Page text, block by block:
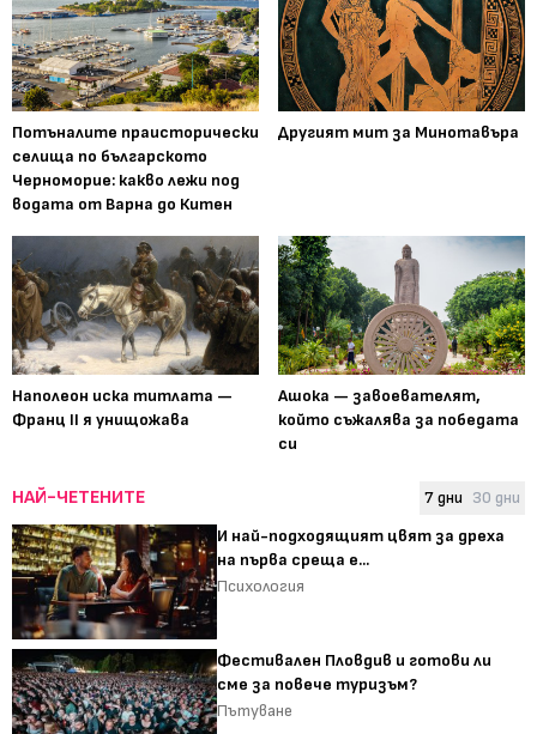
Потъналите праисторически
селища по българското
Черноморие: какво лежи под
водата от Варна до Китен
Другият мит за Минотавъра
Наполеон иска титлата —
Франц II я унищожава
Ашока — завоевателят,
който съжалява за победата
си
НАЙ-ЧЕТЕНИТЕ 7 дни 30 дни
И най-подходящият цвят за дреха
на първа среща е...
Психология
Фестивален Пловдив и готови ли
сме за повече туризъм?
Пътуване